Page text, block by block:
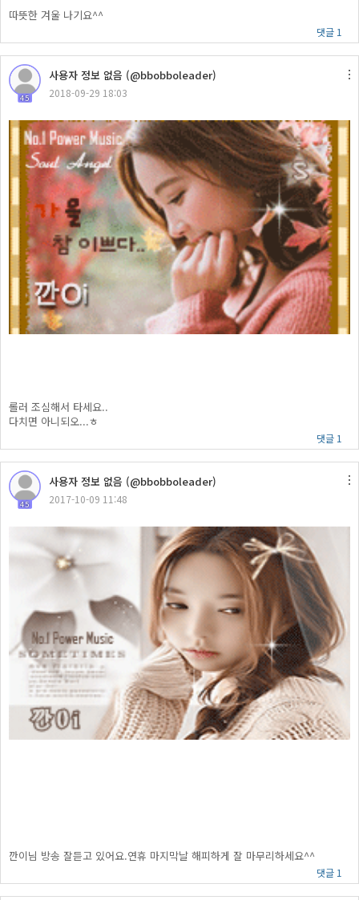
따뜻한 겨울 나기요^^
댓글 1
45
사용자 정보 없음 (@bbobboleader)
2018-09-29 18:03
롤러 조심해서 타세요..
다치면 아니되오...ㅎ
댓글 1
45
사용자 정보 없음 (@bbobboleader)
2017-10-09 11:48
깐이님 방송 잘듣고 있어요.연휴 마지막날 해피하게 잘 마무리하세요^^
댓글 1